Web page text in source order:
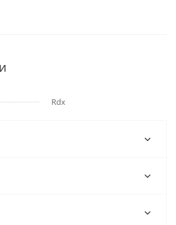
Rdx